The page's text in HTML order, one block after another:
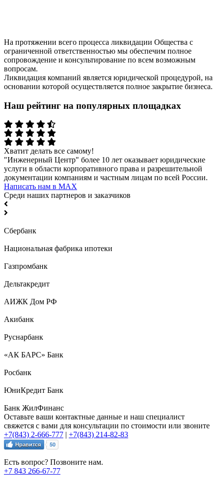
На протяжении всего процесса ликвидации Общества с
ограниченной ответственностью мы обеспечим полное
сопровождение и консультирование по всем возможным
вопросам.
Ликвидация компаний является юридической процедурой, на
основании которой осуществляется полное закрытие бизнеса.
Наш рейтинг на популярных площадках
Хватит делать все самому!
"Инженерный Центр" более 10 лет оказывает юридические
услуги в области корпоративного права и разрешительной
документации компаниям и частным лицам по всей России.
Написать нам в МАХ
Среди наших партнеров и заказчиков
Сбербанк
Национальная фабрика ипотеки
Газпромбанк
Дельтакредит
АИЖК Дом РФ
Акибанк
Руснарбанк
«АК БАРС» Банк
Росбанк
ЮниКредит Банк
Банк ЖилФинанс
Оставьте ваши контактные данные и наш специалист
свяжется с вами для консультации по стоимости или звоните
+7(843) 2-666-777 | +7(843) 214-82-83
Нравится 50
Есть вопрос? Позвоните нам.
+7 843 266-67-77